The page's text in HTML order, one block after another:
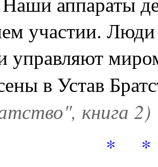
участии. Люди
управляют
в Устав
книга 2)
*